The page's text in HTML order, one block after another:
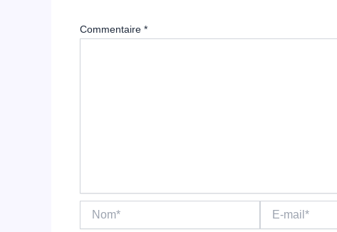
Commentaire *
mail*